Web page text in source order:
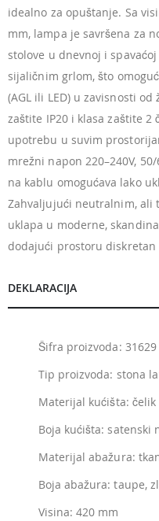
idealno za opuštanje. Sa
mm, lampa je savršena za
stolove u dnevnoj i
sijaličnim grlom, što
(AGL ili LED) u zavisnosti
zaštite IP20 i klasa zaštite
upotrebu u suvim
mrežni napon 220–240V,
na kablu omogućava lako
Zahvaljujući neutralnim, ali
uklapa u moderne,
dodajući prostoru
DEKLARACIJA
Šifra proizvoda: 31629
Tip proizvoda: stona
Materijal kućišta: čelik
Boja kućišta: satenski
Materijal abažura:
Boja abažura: taupe,
Visina: 420 mm